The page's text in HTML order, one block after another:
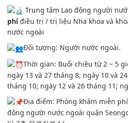
Trung tâm Lao động người
phíđiều trị / trị liệu Nha khoa và
nước ngoài
Đối tượng: Người nước ngoài.
Thời gian: Buổi chiều từ 2 ~ 5
ngày 13 và 27 tháng 8; ngày 10 và
tháng 10; ngày 12 và 26 tháng 11;
Địa điểm: Phòng khám miễn
động người nước ngoài quận